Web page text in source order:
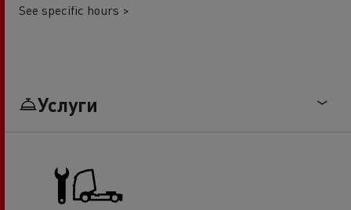
See specific hours >
Услуги